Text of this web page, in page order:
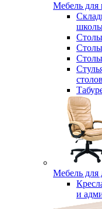
Мебель для
Мебель для
и